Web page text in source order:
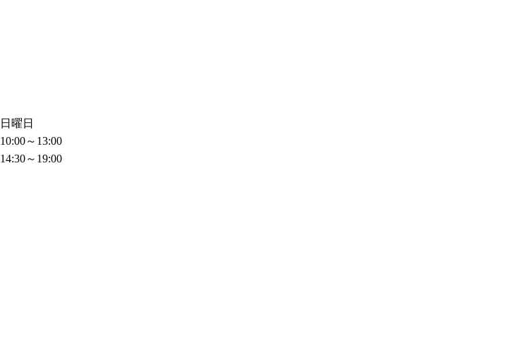
日曜日
10:00～13:00
14:30～19:00